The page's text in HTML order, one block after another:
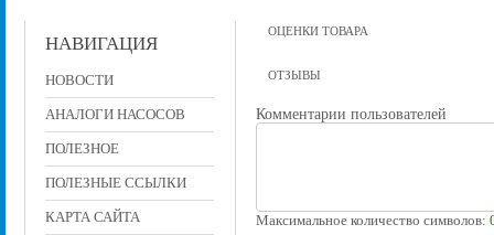
НАВИГАЦИЯ
НОВОСТИ
АНАЛОГИ НАСОСОВ
ПОЛЕЗНОЕ
ПОЛЕЗНЫЕ ССЫЛКИ
КАРТА САЙТА
ОЦЕНКИ ТОВАРА
ОТЗЫВЫ
Комментарии пользователей
Максимальное количество символов: